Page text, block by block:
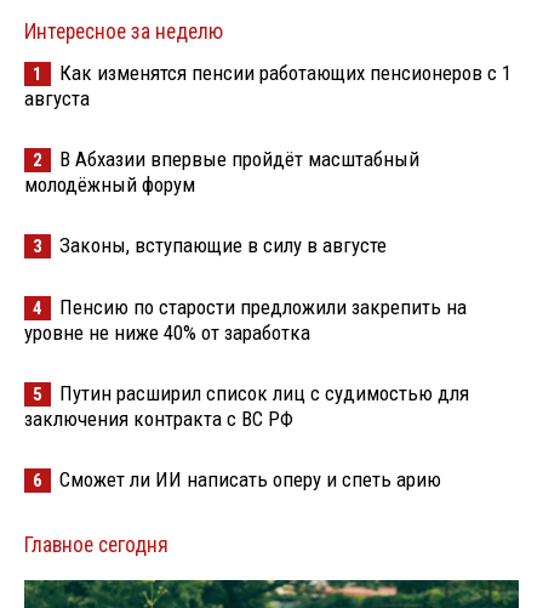
Интересное за неделю
1
Как изменятся пенсии работающих пенсионеров с 1
августа
2
В Абхазии впервые пройдёт масштабный
молодёжный форум
3 Законы, вступающие в силу в августе
4
Пенсию по старости предложили закрепить на
уровне не ниже 40% от заработка
5
Путин расширил список лиц с судимостью для
заключения контракта с ВС РФ
6 Сможет ли ИИ написать оперу и спеть арию
Главное сегодня